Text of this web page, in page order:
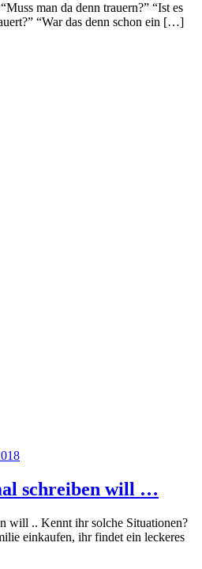
man da denn trauern?” “Ist es
“War das denn schon ein […]
schreiben will …
will .. Kennt ihr solche Situationen?
einkaufen, ihr findet ein leckeres